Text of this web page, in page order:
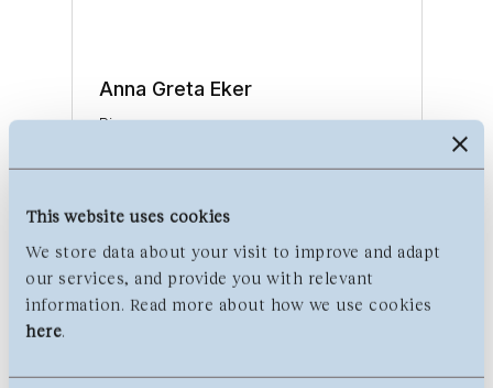
This website uses cookies
We store data about your visit to improve and adapt
our services, and provide you with relevant
information. Read more about how we use cookies
here.
Anna Greta Eker
Ring
Designs. 1960-tallet.
Tilslag 1.700NOK